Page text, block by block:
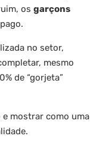
os garçons
no setor,
mesmo
de “gorjeta”
mostrar como uma